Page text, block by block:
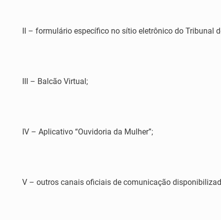
II – formulário específico no sítio eletrônico do Tribunal
III – Balcão Virtual;
IV – Aplicativo “Ouvidoria da Mulher”;
V – outros canais oficiais de comunicação